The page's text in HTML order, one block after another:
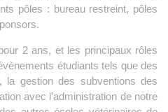
pôles : bureau restreint, pôles
2 ans, et les principaux rôles
étudiants tels que des
la gestion des subventions des
avec l’administration de notre